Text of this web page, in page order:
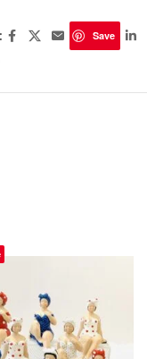
Save